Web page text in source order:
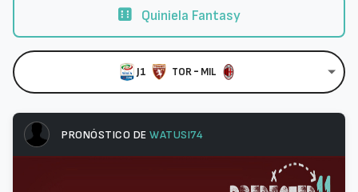
Quiniela Fantasy
J1 TOR - MIL
PRONÓSTICO DE WATUSI74